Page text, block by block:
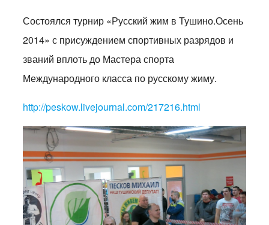
Состоялся турнир «Русский жим в Тушино.Осень
2014» с присуждением спортивных разрядов и
званий вплоть до Мастера спорта
Международного класса по русскому жиму.
http://peskow.livejournal.com/217216.html